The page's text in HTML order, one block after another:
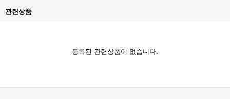
관련상품
등록된 관련상품이 없습니다.